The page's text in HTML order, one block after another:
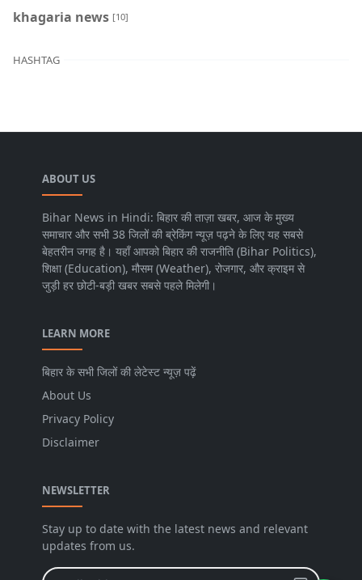
khagaria news [10]
HASHTAG
ABOUT US
Bihar News in Hindi: बिहार की ताज़ा खबर, आज के मुख्य
समाचार और सभी 38 जिलों की ब्रेकिंग न्यूज़ पढ़ने के लिए यह सबसे
बेहतरीन जगह है। यहाँ आपको बिहार की राजनीति (Bihar Politics),
शिक्षा (Education), मौसम (Weather), रोजगार, और क्राइम से
जुड़ी हर छोटी-बड़ी खबर सबसे पहले मिलेगी।
LEARN MORE
बिहार के सभी जिलों की लेटेस्ट न्यूज़ पढ़ें
About Us
Privacy Policy
Disclaimer
NEWSLETTER
Stay up to date with the latest news and relevant
updates from us.